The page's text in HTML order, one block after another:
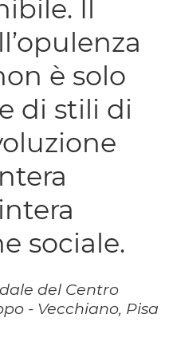
Il
è solo
di stili di
sociale.
del Centro
- Vecchiano, Pisa